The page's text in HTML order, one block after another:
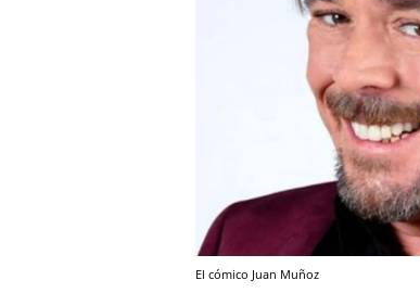
El cómico Juan Muñoz